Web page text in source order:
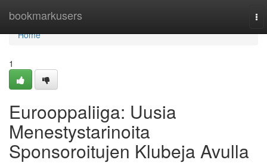
bookmarkusers
Home
Home
1
Eurooppaliiga: Uusia
Menestystarinoita
Sponsoroitujen Klubeja Avulla